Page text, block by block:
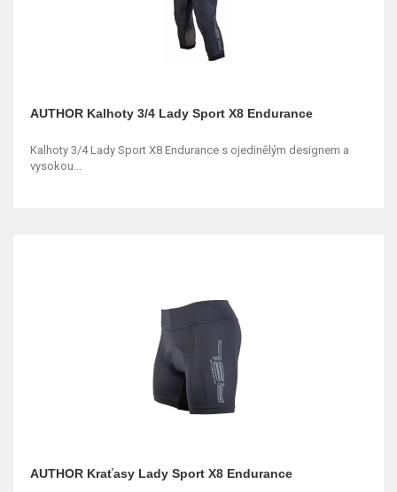
AUTHOR Kalhoty 3/4 Lady Sport X8 Endurance
Kalhoty 3/4 Lady Sport X8 Endurance s ojedinělým designem a
vysokou...
AUTHOR Kraťasy Lady Sport X8 Endurance